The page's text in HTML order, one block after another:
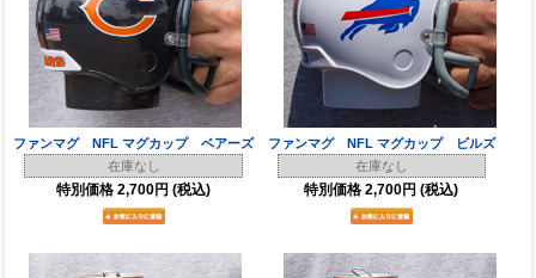
ファンマグ NFL マグカップ ベアーズ
在庫なし
特別価格 2,700円 (税込)
ファンマグ NFL マグカップ ビルズ
在庫なし
特別価格 2,700円 (税込)